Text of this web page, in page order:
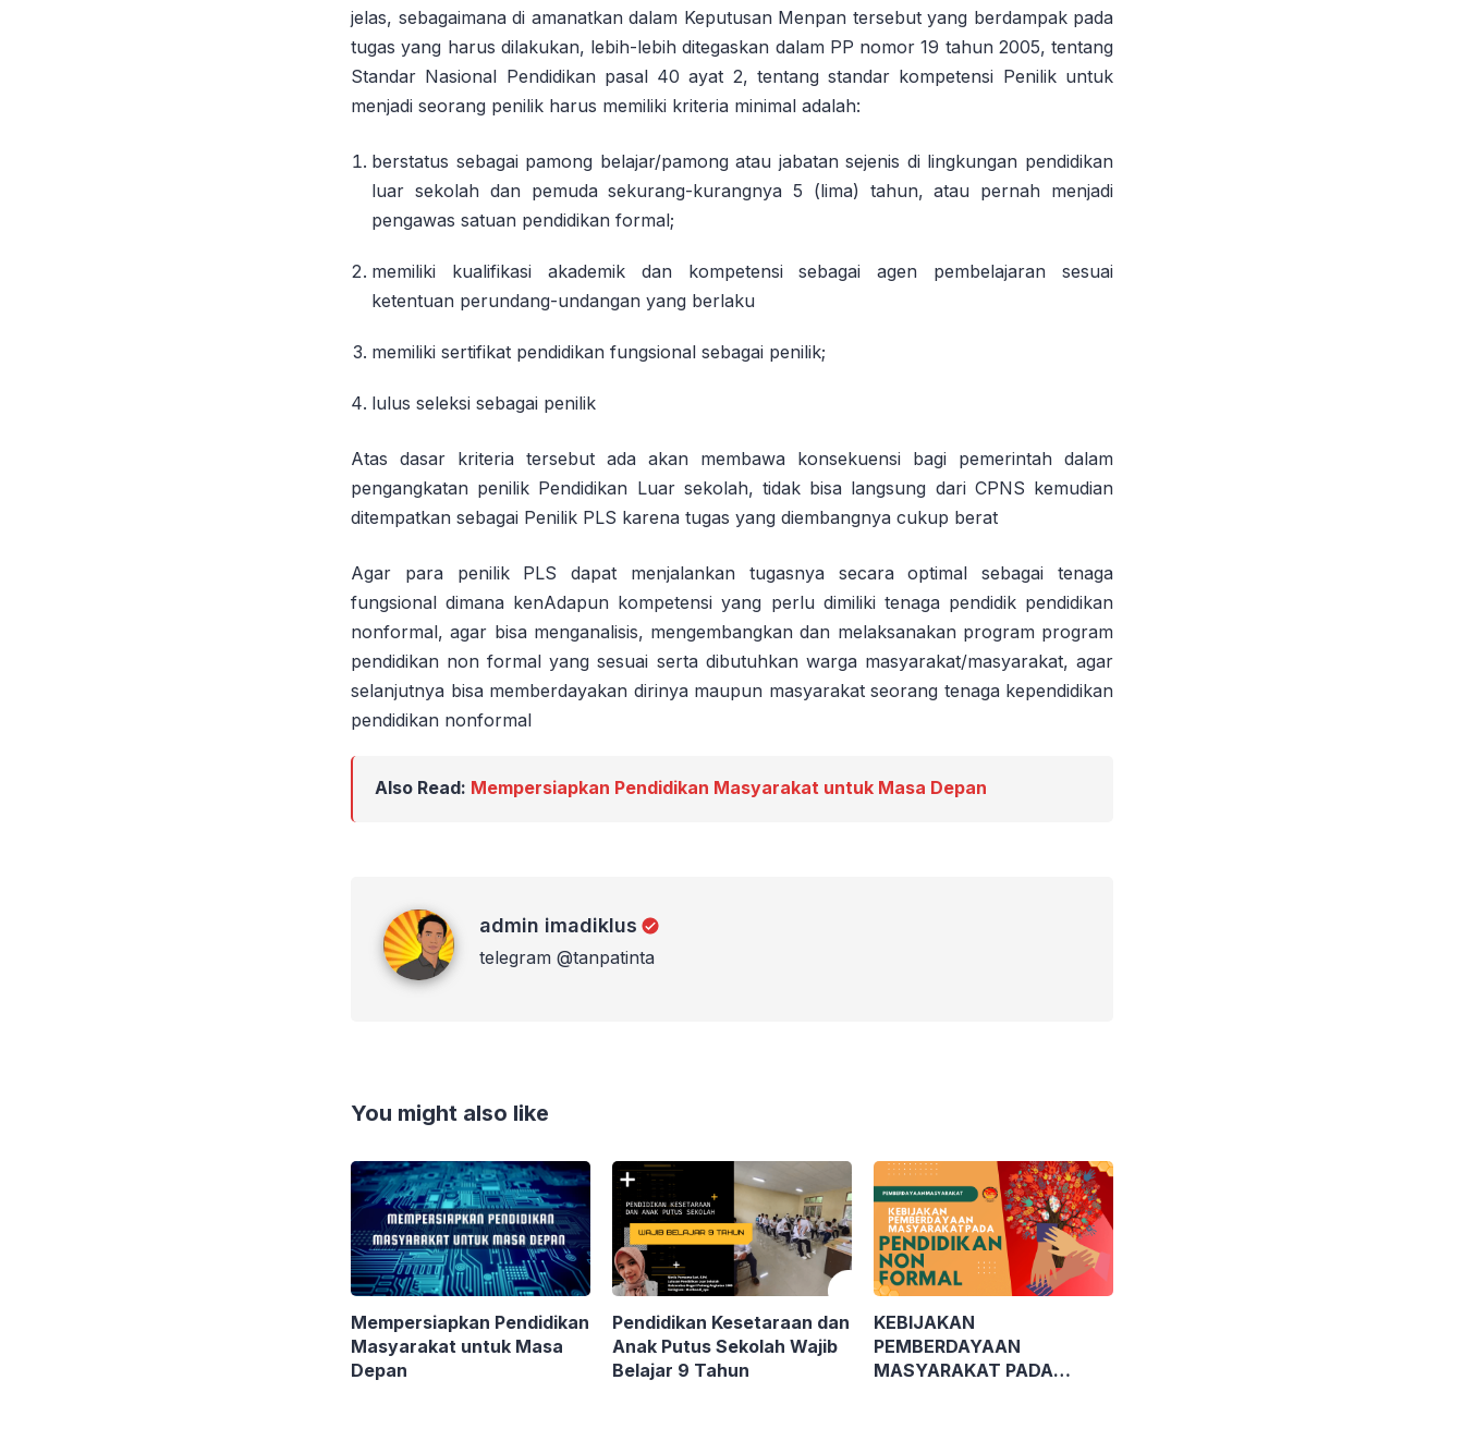
jelas, sebagaimana di amanatkan dalam Keputusan Menpan tersebut yang berdampak pada
tugas yang harus dilakukan, lebih-lebih ditegaskan dalam PP nomor 19 tahun 2005, tentang
Standar Nasional Pendidikan pasal 40 ayat 2, tentang standar kompetensi Penilik untuk
menjadi seorang penilik harus memiliki kriteria minimal adalah:
berstatus sebagai pamong belajar/pamong atau jabatan sejenis di lingkungan pendidikan
luar sekolah dan pemuda sekurang-kurangnya 5 (lima) tahun, atau pernah menjadi
pengawas satuan pendidikan formal;
memiliki kualifikasi akademik dan kompetensi sebagai agen pembelajaran sesuai
ketentuan perundang-undangan yang berlaku
memiliki sertifikat pendidikan fungsional sebagai penilik;
lulus seleksi sebagai penilik
Atas dasar kriteria tersebut ada akan membawa konsekuensi bagi pemerintah dalam
pengangkatan penilik Pendidikan Luar sekolah, tidak bisa langsung dari CPNS kemudian
ditempatkan sebagai Penilik PLS karena tugas yang diembangnya cukup berat
Agar para penilik PLS dapat menjalankan tugasnya secara optimal sebagai tenaga
fungsional dimana kenAdapun kompetensi yang perlu dimiliki tenaga pendidik pendidikan
nonformal, agar bisa menganalisis, mengembangkan dan melaksanakan program program
pendidikan non formal yang sesuai serta dibutuhkan warga masyarakat/masyarakat, agar
selanjutnya bisa memberdayakan dirinya maupun masyarakat seorang tenaga kependidikan
pendidikan nonformal
Also Read: Mempersiapkan Pendidikan Masyarakat untuk Masa Depan
admin imadiklus
telegram @tanpatinta
You might also like
Mempersiapkan Pendidikan
Masyarakat untuk Masa
Depan
Pendidikan Kesetaraan dan
Anak Putus Sekolah Wajib
Belajar 9 Tahun
KEBIJAKAN
PEMBERDAYAAN
MASYARAKAT PADA